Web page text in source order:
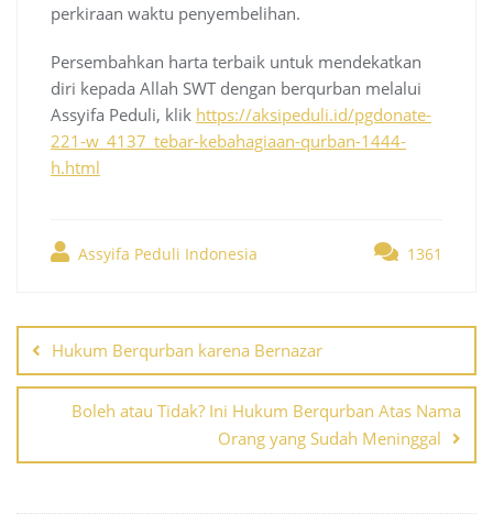
perkiraan waktu penyembelihan.
Persembahkan harta terbaik untuk mendekatkan
diri kepada Allah SWT dengan berqurban melalui
Assyifa Peduli, klik https://aksipeduli.id/pgdonate-
221-w_4137_tebar-kebahagiaan-qurban-1444-
h.html
Assyifa Peduli Indonesia 1361
navigation
Hukum Berqurban karena Bernazar
Boleh atau Tidak? Ini Hukum Berqurban Atas Nama
Orang yang Sudah Meninggal